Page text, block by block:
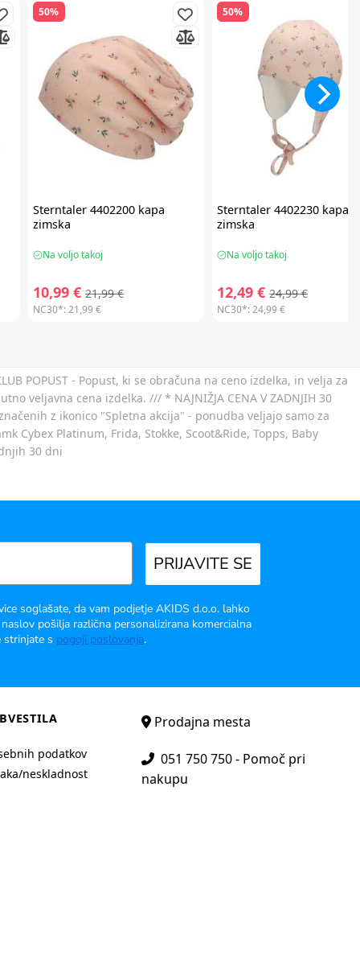
50%
Sterntaler4402200 kapa
zimska
Na voljo takoj
10,99 € 21,99 €
NC30*:21,99 €
50%
Sterntaler4402230 kapa
zimska
Na voljo takoj
12,49 € 24,99 €
NC30*:24,99 €
POPUST - Popust, ki se obračuna na ceno izdelka, in velja za
veljavna cena izdelka. /// * NAJNIŽJA CENA V ZADNJIH 30
z ikonico "Spletna akcija" - ponudba veljajo samo za
Cybex Platinum, Frida, Stokke, Scoot&Ride, Topps, Baby
30 dni
PRIJAVITE SE
soglašate, da vam podjetje AKIDS d.o.o. lahko
pošilja različna personalizirana komercialna
strinjate s pogoji poslovanja.
podatkov
neskladnost
Prodajna mesta
051 750 750 - Pomoč pri
nakupu